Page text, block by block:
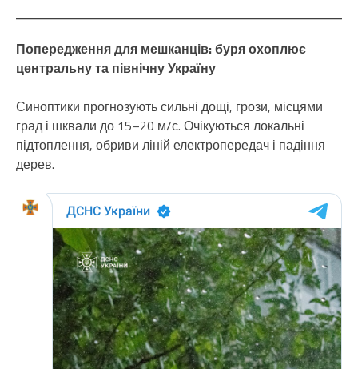
Попередження для мешканців: буря охоплює
центральну та північну Україну
Синоптики прогнозують сильні дощі, грози, місцями
град і шквали до 15–20 м/с. Очікуються локальні
підтоплення, обриви ліній електропередач і падіння
дерев.